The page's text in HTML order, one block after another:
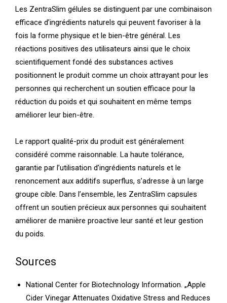
Les ZentraSlim gélules se distinguent par une combinaison
efficace d’ingrédients naturels qui peuvent favoriser à la
fois la forme physique et le bien-être général. Les
réactions positives des utilisateurs ainsi que le choix
scientifiquement fondé des substances actives
positionnent le produit comme un choix attrayant pour les
personnes qui recherchent un soutien efficace pour la
réduction du poids et qui souhaitent en même temps
améliorer leur bien-être.
Le rapport qualité-prix du produit est généralement
considéré comme raisonnable. La haute tolérance,
garantie par l’utilisation d’ingrédients naturels et le
renoncement aux additifs superflus, s’adresse à un large
groupe cible. Dans l’ensemble, les ZentraSlim capsules
offrent un soutien précieux aux personnes qui souhaitent
améliorer de manière proactive leur santé et leur gestion
du poids.
Sources
National Center for Biotechnology Information. „Apple
Cider Vinegar Attenuates Oxidative Stress and Reduces